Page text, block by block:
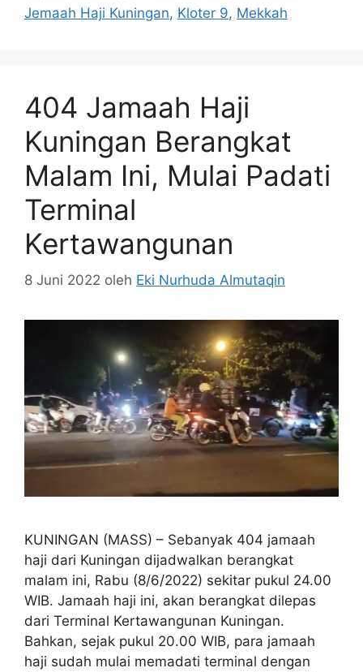
Jemaah Haji Kuningan, Kloter 9, Mekkah
404 Jamaah Haji
Kuningan Berangkat
Malam Ini, Mulai Padati
Terminal
Kertawangunan
8 Juni 2022 oleh Eki Nurhuda Almutaqin
KUNINGAN (MASS) – Sebanyak 404 jamaah
haji dari Kuningan dijadwalkan berangkat
malam ini, Rabu (8/6/2022) sekitar pukul 24.00
WIB. Jamaah haji ini, akan berangkat dilepas
dari Terminal Kertawangunan Kuningan.
Bahkan, sejak pukul 20.00 WIB, para jamaah
haji sudah mulai memadati terminal dengan